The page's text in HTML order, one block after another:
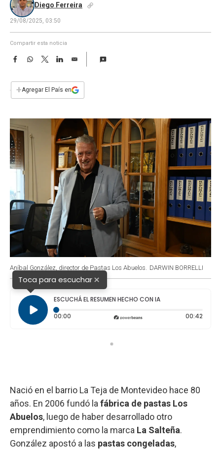
Diego Ferreira
29/08/2025, 03:50
Compartir esta noticia
F
e
b
k
W
s
T
w
t
L
n
E
i
l
+Agregar El País en
Aníbal González, director de Pastas Los Abuelos. DARWIN BORRELLI
Toca para escuchar×
ESCUCHÁ EL RESUMEN HECHO CON IA
00:00 Tiempo transcurrido: 0 segundos 00:42
Nació en el barrio La Teja de Montevideo hace 80
años. En 2006 fundó la fábrica de pastas Los
Abuelos, luego de haber desarrollado otro
emprendimiento como la marca La Salteña.
González apostó a las pastas congeladas,